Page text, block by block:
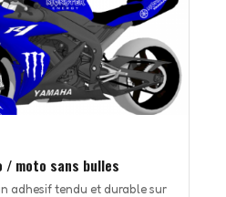
moto sans bulles
adhesif tendu et durable sur